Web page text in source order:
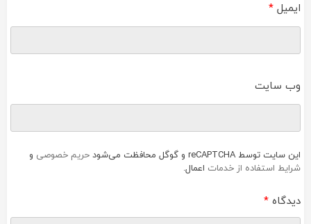
ایمیل *
وب‌ سایت
این سایت توسط reCAPTCHA و گوگل محافظت می‌شود حریم خصوصی و
شرایط استفاده از خدمات اعمال.
دیدگاه *